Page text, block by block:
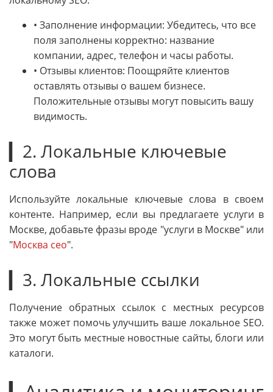
• Заполнение информации: Убедитесь, что все
поля заполнены корректно: название
компании, адрес, телефон и часы работы.
• Отзывы клиентов: Поощряйте клиентов
оставлять отзывы о вашем бизнесе.
Положительные отзывы могут повысить вашу
видимость.
▎2. Локальные ключевые
слова
Используйте локальные ключевые слова в своем
контенте. Например, если вы предлагаете услуги в
Москве, добавьте фразы вроде "услуги в Москве" или
"Москва сео".
▎3. Локальные ссылки
Получение обратных ссылок с местных ресурсов
также может помочь улучшить ваше локальное SEO.
Это могут быть местные новостные сайты, блоги или
каталоги.